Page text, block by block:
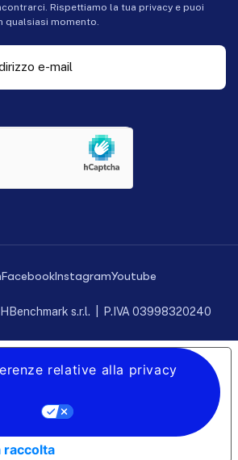
Rispettiamo la tua privacy e puoi
qualsiasi momento.
FacebookInstagramYoutube
s.r.l. | P.IVA 03998320240
raccolta
relative alla privacy